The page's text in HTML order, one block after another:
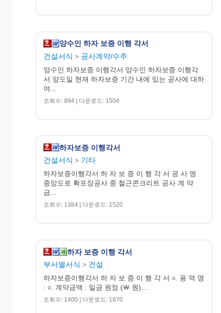
양수인 하자 보증 이행 각서
건설서식 > 공사계약/수주
양수인 하자보증 이행각서 양수인 하자보증 이행각
서 양도일 현재 하자보증 기간 내에 있는 공사에 대하
여...
조회수: 894 | 다운로드: 1504
하자보증 이행각서
건설서식 > 기타
하자보증이행각서 하 자 보 증 이 행 각 서 공 사 명
중앙도로 확포장공사 중 철근콘크리트 공사 계 약
금...
조회수: 1384 | 다운로드: 1520
하자 보증 이행 각서
부서별서식 > 건설
하자보증이행각서 하 자 보 증 이 행 각 서 ○. 용 역 명
: ○. 계약금액 : 일금 원정 (￦ 원)...
조회수: 1400 | 다운로드: 1870